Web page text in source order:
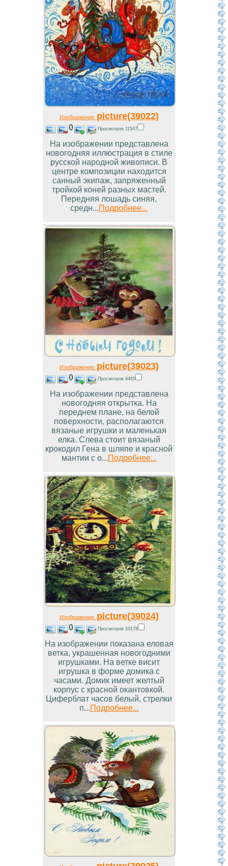
Изображениеpicture(39022)
0 Просмотров 11547
На изображении представлена
новогодняя иллюстрация в стиле
русской народной живописи. В
центре композиции находится
санный экипаж, запряженный
тройкой коней разных мастей.
Передняя лошадь синяя,
средн...Подробнее...
Изображениеpicture(39023)
0 Просмотров 9465
На изображении представлена
новогодняя открытка. На
переднем плане, на белой
поверхности, располагаются
вязаные игрушки и маленькая
елка. Слева стоит вязаный
крокодил Гена в шляпе и красной
мантии с о...Подробнее...
Изображениеpicture(39024)
0 Просмотров 10178
На изображении показана еловая
ветка, украшенная новогодними
игрушками. На ветке висит
игрушка в форме домика с
часами. Домик имеет желтый
корпус с красной окантовкой.
Циферблат часов белый, стрелки
п...Подробнее...